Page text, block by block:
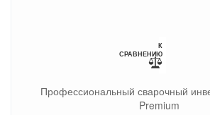
К
СРАВНЕНИЮ
Профессиональный сварочный
Premium